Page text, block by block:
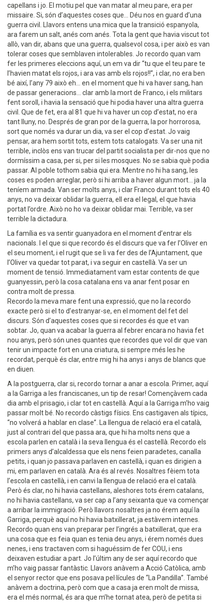
capellans i jo. El motiu pel que van matar al meu pare, era per
missaire. Si, són d’aquestes coses que... Déu nos en guard d’una
guerra civil. Llavors entens una mica que la transició espanyola,
ara farem un salt, anés com anés. Tota la gent que havia viscut tot
allò, van dir, abans que una guerra, qualsevol cosa, i per això es van
tolerar coses que semblaven intolerables. Jo recordo quan vam
fer les primeres eleccions aquí, un em va dir “tu que el teu pare te
l’havien matat els rojos, i ara vas amb els rojos!!”, i clar, no era ben
bé així, l’any 79 això eh... en el moment que hi va haver sang, han
de passar generacions... clar amb la mort de Franco, i els militars
fent soroll, i havia la sensació que hi podia haver una altra guerra
civil. Que de fet, era al 81 que hi va haver un cop d’estat, no era
tant lluny, no. Després de gran por de la guerra, la por horrorosa,
sort que només va durar un dia, va ser el cop d’estat. Jo vaig
pensar, ara hem sortit tots, estem tots catalogats. Va ser una nit
terrible, inclòs ens van trucar del partit socialista per dir-nos que no
dormíssim a casa, per si, per si les mosques. No se sabia què podia
passar. Al poble tothom sabia qui era. Mentre no hi ha sang, les
coses es poden arreglar, però si hi arriba a haver algun mort... ja la
teníem armada. Van ser molts anys, i clar Franco durant tots els 40
anys, no va deixar oblidar la guerra, ell era el legal, el que havia
portat l’ordre. Això no ho va deixar oblidar mai. Terrible, va ser
terrible la dictadura.
La família es va sentir guanyadora en el moment d’entrar els
nacionals. I el que si que recordo és el discurs que va fer l’Oliver en
el seu moment, i el rugit que se li va fer des de l’Ajuntament, que
l’Oliver va quedar tot parat, i va seguir en castellà. Va ser un
moment de tensió. Immediatament vam estar contents de que
guanyessin, però la cosa catalana ens va anar fent posar en
contra molt de pressa.
Recordo la meva mare fent una expressió, que no la recordo
exacte però si el to d’estranyar-se, en el moment del fet del
discurs. Són d’aquestes coses que si recordes és que et van
sobtar. Jo, quan va acabar la guerra al febrer encara no havia fet
nou anys, però són unes quantes que recordes que vol dir que van
tenir un impacte fort en una criatura, si sempre més les he
recordat, perquè és clar, entre mig hi ha anys i anys de blancs que
en diuen.
A la postguerra, clar si, recordo tornar a anar a escola. Primer, aquí
a la Garriga a les franciscanes, un tip de resar! Començàvem cada
dia amb el prisagio, i clar tot en castellà. Aquí a la Garriga m’ho vaig
passar molt bé. No recordo càstigs físics. Ens castigaven als típics,
“no volverá a hablar en clase”. La llengua de relació era el català,
just al contrari del que passa ara, que hi ha molts nens que a
escola parlen en català i la seva llengua és el castellà. Recordo els
primers anys d’alcaldessa que els nens feien paradetes, canalla
petits, i quan jo passava parlaven en castellà, i quan es dirigien a
mi, em parlaven en català. Ara és al revés. Nosaltres fèiem tota
l’escola en castellà, i en canvi la llengua de relació era el català.
Però és clar, no hi havia castellans, aleshores tots érem catalans,
no hi havia castellans, va ser cap a l’any seixanta que va començar
a arribar la immigració. Però llavors nosaltres ja no érem aquí la
Garriga, perquè aquí no hi havia batxillerat, ja estàvem internes.
Recordo quan ens van preparar per l’ingrés a batxillerat, que era
una cosa que es feia quan es tenia deu anys, i érem només dues
nenes, i ens tractaven com si haguéssim de fer COU, i ens
deixaven estudiar a part. Jo l’últim any de ser aquí recordo que
m’ho vaig passar fantàstic. Llavors anàvem a Acció Catòlica, amb
el senyor rector que ens posava pel·lícules de “La Pandilla”. També
anàvem a doctrina, però com que a casa ja eren molt de missa,
era el més normal, és ara que m’he tornat atea, però de petita si